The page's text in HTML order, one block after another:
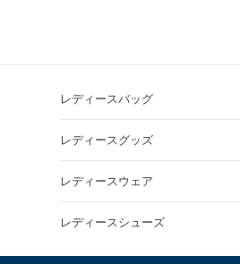
レディースバッグ
レディースグッズ
レディースウェア
レディースシューズ